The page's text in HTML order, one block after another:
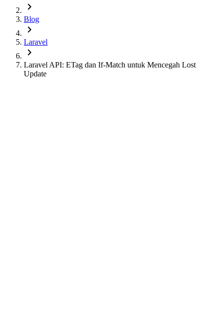
chevron_right
Blog
chevron_right
Laravel
chevron_right
Laravel API: ETag dan If-Match untuk Mencegah Lost
Update